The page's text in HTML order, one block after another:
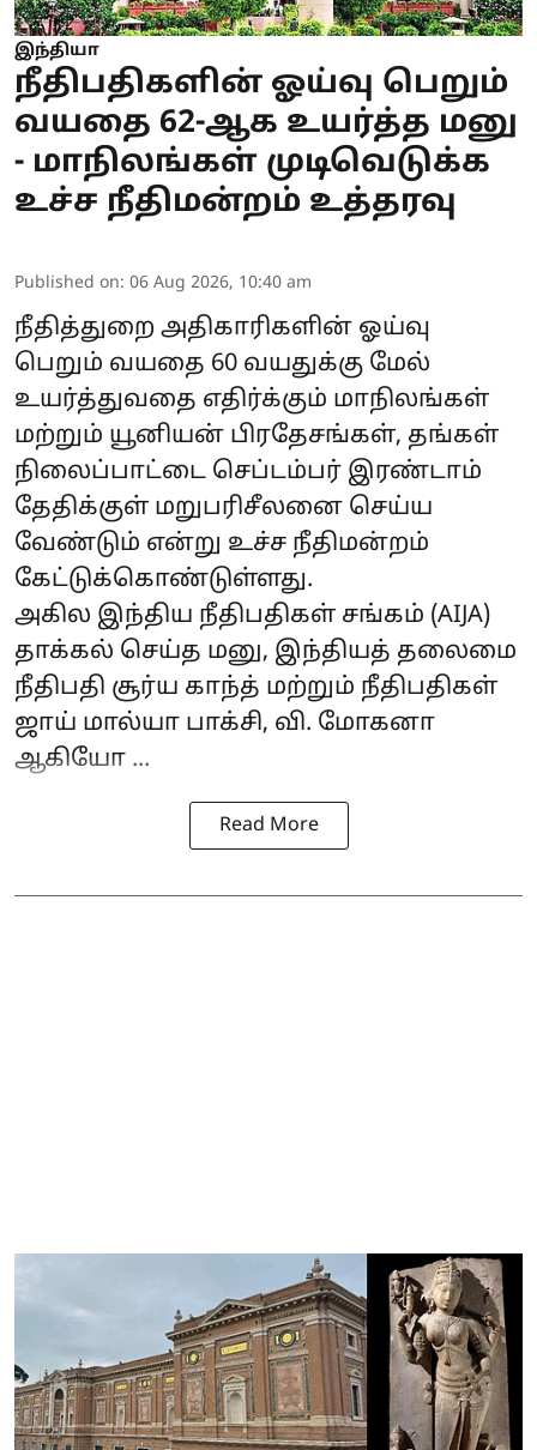
இந்தியா
நீதிபதிகளின் ஓய்வு பெறும்
வயதை 62-ஆக உயர்த்த மனு
- மாநிலங்கள் முடிவெடுக்க
உச்ச நீதிமன்றம் உத்தரவு
Published on: 06 Aug 2026, 10:40 am
நீதித்துறை அதிகாரிகளின் ஓய்வு
பெறும் வயதை 60 வயதுக்கு மேல்
உயர்த்துவதை எதிர்க்கும் மாநிலங்கள்
மற்றும் யூனியன் பிரதேசங்கள், தங்கள்
நிலைப்பாட்டை செப்டம்பர் இரண்டாம்
தேதிக்குள் மறுபரிசீலனை செய்ய
வேண்டும் என்று உச்ச நீதிமன்றம்
கேட்டுக்கொண்டுள்ளது.
அகில இந்திய நீதிபதிகள் சங்கம் (AIJA)
தாக்கல் செய்த மனு, இந்தியத் தலைமை
நீதிபதி சூர்ய காந்த் மற்றும் நீதிபதிகள்
ஜாய் மால்யா பாக்சி, வி. மோகனா
ஆகியோ ...
Read More